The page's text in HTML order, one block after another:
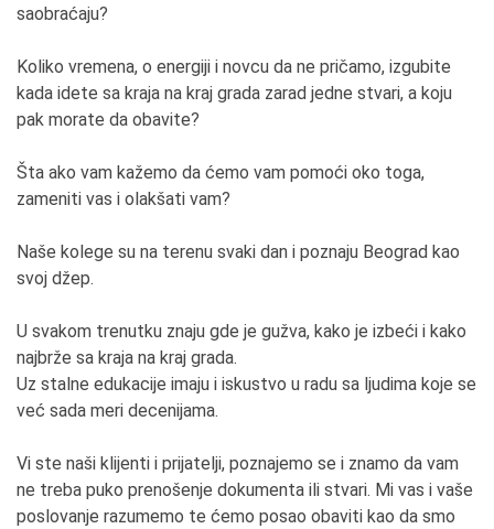
saobraćaju?
Koliko vremena, o energiji i novcu da ne pričamo, izgubite
kada idete sa kraja na kraj grada zarad jedne stvari, a koju
pak morate da obavite?
Šta ako vam kažemo da ćemo vam pomoći oko toga,
zameniti vas i olakšati vam?
Naše kolege su na terenu svaki dan i poznaju Beograd kao
svoj džep.
U svakom trenutku znaju gde je gužva, kako je izbeći i kako
najbrže sa kraja na kraj grada.
Uz stalne edukacije imaju i iskustvo u radu sa ljudima koje se
već sada meri decenijama.
Vi ste naši klijenti i prijatelji, poznajemo se i znamo da vam
ne treba puko prenošenje dokumenta ili stvari. Mi vas i vaše
poslovanje razumemo te ćemo posao obaviti kao da smo